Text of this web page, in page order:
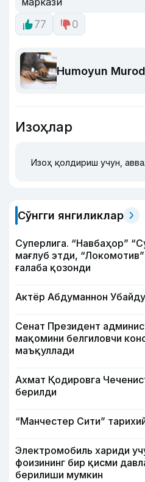
77
0
Humoyun
Изоҳлар
Изоҳ қолдириш учун,
Сўнгги янгиликлар
Суперлига. “Навбаҳор”
мағлуб этди,
ғалаба қозонди
Актёр Абду­маннон
Сенат Президент
мақомини белгиловчи
маъқуллади
Ахмат Қодировга
берилди
“Манчестер Сити”
Электромобиль хариди
фоизининг бир қисми
берилиши мумкин